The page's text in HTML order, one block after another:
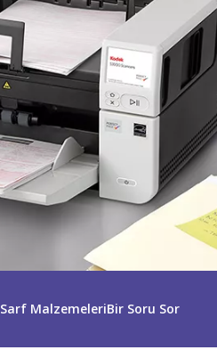
Sarf MalzemeleriBir Soru Sor